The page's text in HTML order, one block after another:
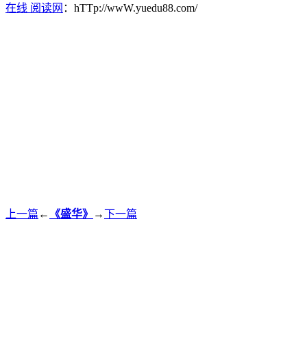
在线 阅读网 ：hTTp://wwW.yuedu88.com/
上一篇 ← 《盛华》 →下一篇